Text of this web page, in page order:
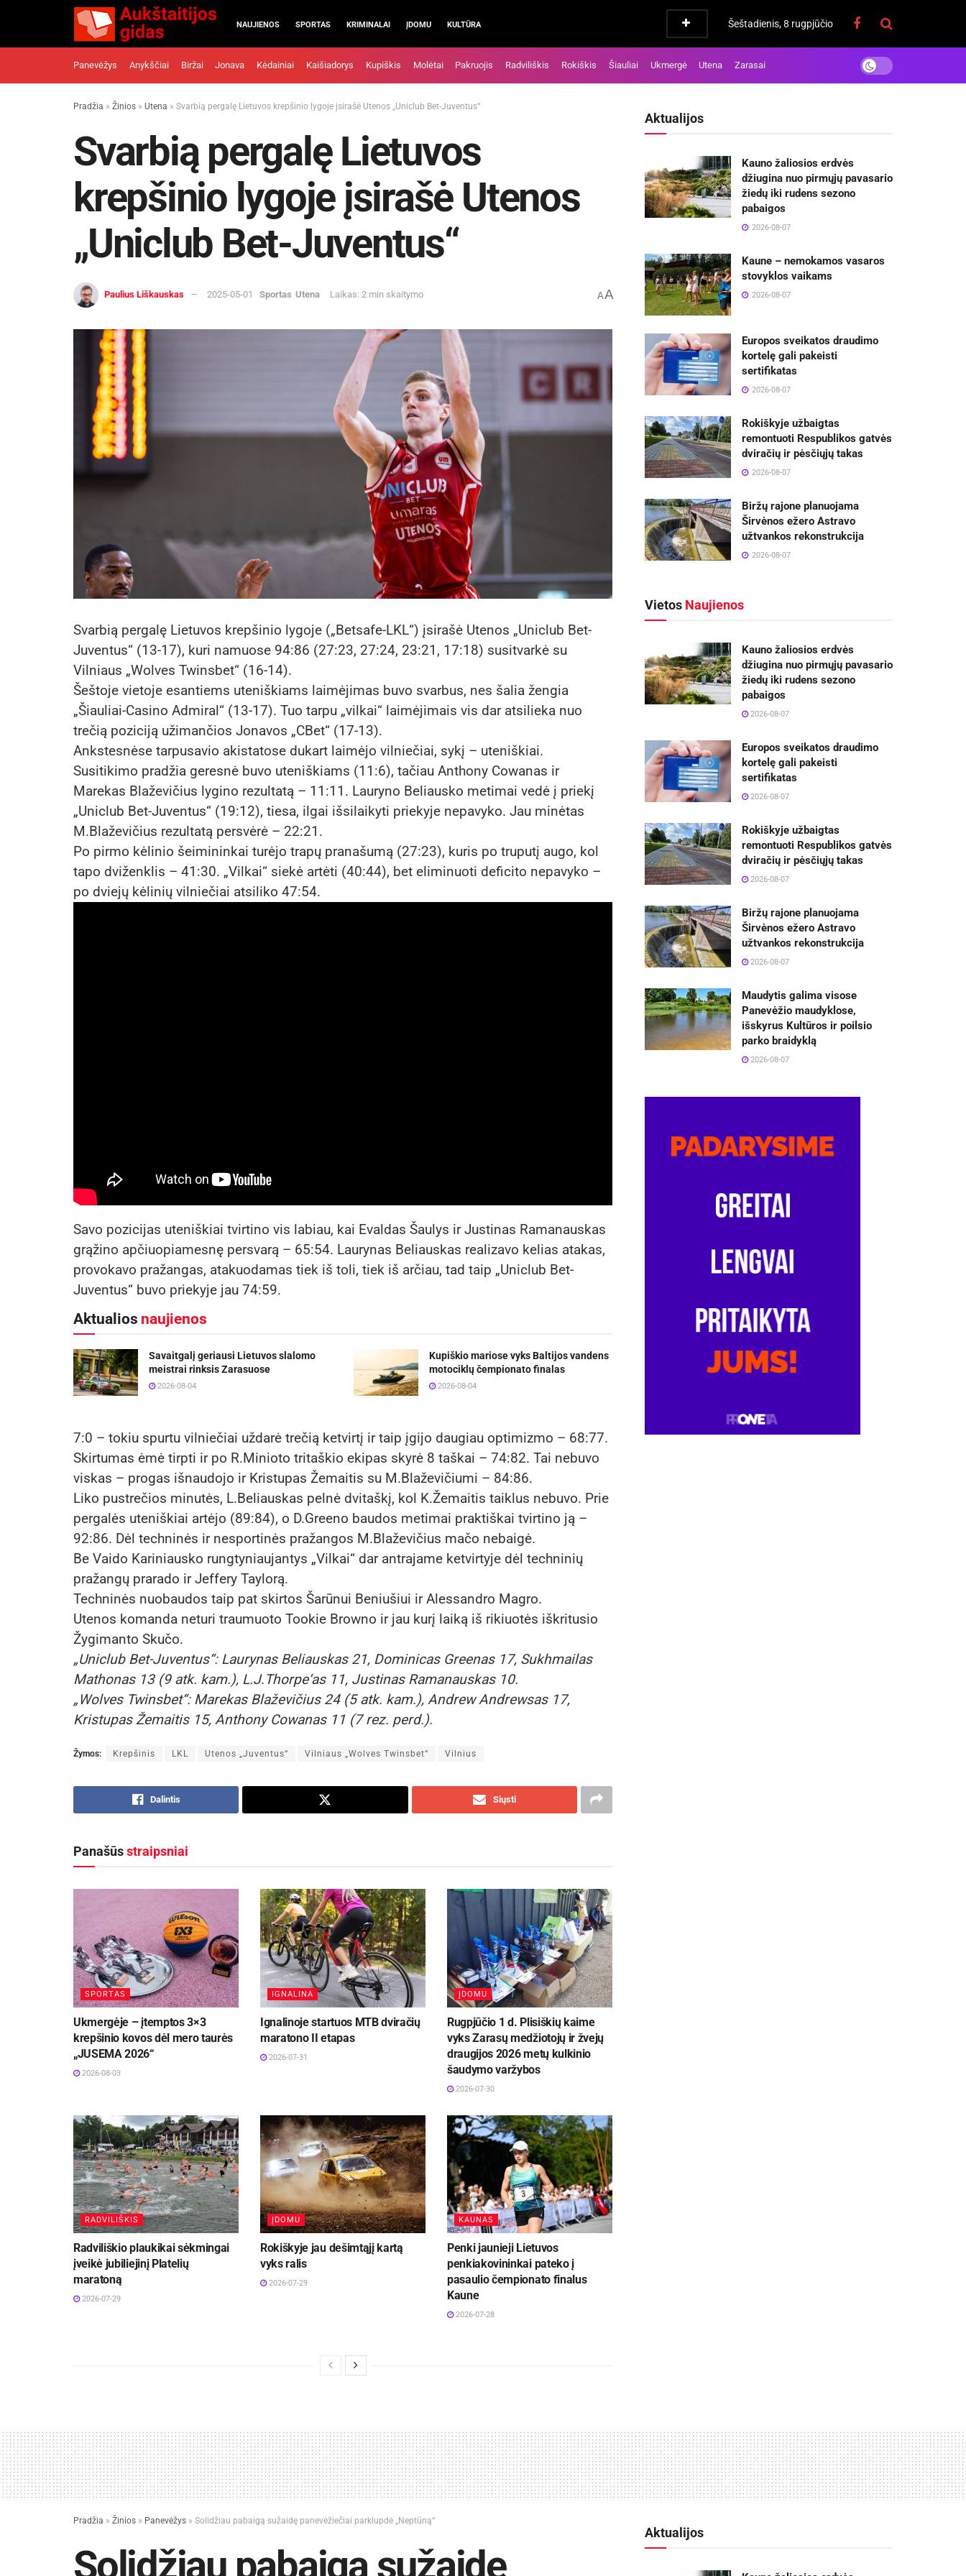
NAUJIENOS SPORTAS KRIMINALAI ĮDOMU KULTŪRA Šeštadienis, 8 rugpjūčio
Panevėžys Anykščiai Biržai Jonava Kėdainiai Kaišiadorys Kupiškis Molėtai Pakruojis Radviliškis Rokiškis Šiauliai Ukmergė Utena Zarasai
Pradžia » Žinios » Utena » Svarbią pergalę Lietuvos krepšinio lygoje įsirašė Utenos „Uniclub Bet-Juventus“
Svarbią pergalę Lietuvos
krepšinio lygoje įsirašė Utenos
„Uniclub Bet-Juventus“
Paulius Liškauskas 2025-05-01 Sportas Utena Laikas: 2 min skaitymo AA
Svarbią pergalę Lietuvos krepšinio lygoje („Betsafe-LKL“) įsirašė Utenos „Uniclub Bet-
Juventus“ (13-17), kuri namuose 94:86 (27:23, 27:24, 23:21, 17:18) susitvarkė su
Vilniaus „Wolves Twinsbet“ (16-14).
Šeštoje vietoje esantiems uteniškiams laimėjimas buvo svarbus, nes šalia žengia
„Šiauliai-Casino Admiral“ (13-17). Tuo tarpu „vilkai“ laimėjimais vis dar atsilieka nuo
trečią poziciją užimančios Jonavos „CBet“ (17-13).
Ankstesnėse tarpusavio akistatose dukart laimėjo vilniečiai, sykį – uteniškiai.
Susitikimo pradžia geresnė buvo uteniškiams (11:6), tačiau Anthony Cowanas ir
Marekas Blaževičius lygino rezultatą – 11:11. Lauryno Beliausko metimai vedė į priekį
„Uniclub Bet-Juventus“ (19:12), tiesa, ilgai išsilaikyti priekyje nepavyko. Jau minėtas
M.Blaževičius rezultatą persvėrė – 22:21.
Po pirmo kėlinio šeimininkai turėjo trapų pranašumą (27:23), kuris po truputį augo, kol
tapo dviženklis – 41:30. „Vilkai“ siekė artėti (40:44), bet eliminuoti deficito nepavyko –
po dviejų kėlinių vilniečiai atsiliko 47:54.
Savo pozicijas uteniškiai tvirtino vis labiau, kai Evaldas Šaulys ir Justinas Ramanauskas
grąžino apčiuopiamesnę persvarą – 65:54. Laurynas Beliauskas realizavo kelias atakas,
provokavo pražangas, atakuodamas tiek iš toli, tiek iš arčiau, tad taip „Uniclub Bet-
Juventus“ buvo priekyje jau 74:59.
Aktualios naujienos
Savaitgalį geriausi Lietuvos slalomo
meistrai rinksis Zarasuose
2026-08-04
Kupiškio mariose vyks Baltijos vandens
motociklų čempionato finalas
2026-08-04
7:0 – tokiu spurtu vilniečiai uždarė trečią ketvirtį ir taip įgijo daugiau optimizmo – 68:77.
Skirtumas ėmė tirpti ir po R.Minioto tritaškio ekipas skyrė 8 taškai – 74:82. Tai nebuvo
viskas – progas išnaudojo ir Kristupas Žemaitis su M.Blaževičiumi – 84:86.
Liko pustrečios minutės, L.Beliauskas pelnė dvitaškį, kol K.Žemaitis taiklus nebuvo. Prie
pergalės uteniškiai artėjo (89:84), o D.Greeno baudos metimai praktiškai tvirtino ją –
92:86. Dėl techninės ir nesportinės pražangos M.Blaževičius mačo nebaigė.
Be Vaido Kariniausko rungtyniaujantys „Vilkai“ dar antrajame ketvirtyje dėl techninių
pražangų prarado ir Jeffery Taylorą.
Techninės nuobaudos taip pat skirtos Šarūnui Beniušiui ir Alessandro Magro.
Utenos komanda neturi traumuoto Tookie Browno ir jau kurį laiką iš rikiuotės iškritusio
Žygimanto Skučo.
„Uniclub Bet-Juventus“: Laurynas Beliauskas 21, Dominicas Greenas 17, Sukhmailas
Mathonas 13 (9 atk. kam.), L.J.Thorpe‘as 11, Justinas Ramanauskas 10.
„Wolves Twinsbet“: Marekas Blaževičius 24 (5 atk. kam.), Andrew Andrewsas 17,
Kristupas Žemaitis 15, Anthony Cowanas 11 (7 rez. perd.).
Žymos: Krepšinis LKL Utenos „Juventus“ Vilniaus „Wolves Twinsbet“ Vilnius
Dalintis Siųsti
Panašūsstraipsniai
SPORTAS
Ukmergėje – įtemptos 3×3
krepšinio kovos dėl mero taurės
„JUSEMA 2026“
2026-08-03
IGNALINA
Ignalinoje startuos MTB dviračių
maratono II etapas
2026-07-31
ĮDOMU
Rugpjūčio 1 d. Plisiškių kaime
vyks Zarasų medžiotojų ir žvejų
draugijos 2026 metų kulkinio
šaudymo varžybos
2026-07-30
RADVILIŠKIS
Radviliškio plaukikai sėkmingai
įveikė jubiliejinį Platelių
maratoną
2026-07-29
ĮDOMU
Rokiškyje jau dešimtąjį kartą
vyks ralis
2026-07-29
KAUNAS
Penki jaunieji Lietuvos
penkiakovininkai pateko į
pasaulio čempionato finalus
Kaune
2026-07-28
Aktualijos
Kauno žaliosios erdvės
džiugina nuo pirmųjų pavasario
žiedų iki rudens sezono
pabaigos
2026-08-07
Kaune – nemokamos vasaros
stovyklos vaikams
2026-08-07
Europos sveikatos draudimo
kortelę gali pakeisti
sertifikatas
2026-08-07
Rokiškyje užbaigtas
remontuoti Respublikos gatvės
dviračių ir pėsčiųjų takas
2026-08-07
Biržų rajone planuojama
Širvėnos ežero Astravo
užtvankos rekonstrukcija
2026-08-07
Vietos Naujienos
Kauno žaliosios erdvės
džiugina nuo pirmųjų pavasario
žiedų iki rudens sezono
pabaigos
2026-08-07
Europos sveikatos draudimo
kortelę gali pakeisti
sertifikatas
2026-08-07
Rokiškyje užbaigtas
remontuoti Respublikos gatvės
dviračių ir pėsčiųjų takas
2026-08-07
Biržų rajone planuojama
Širvėnos ežero Astravo
užtvankos rekonstrukcija
2026-08-07
Maudytis galima visose
Panevėžio maudyklose,
išskyrus Kultūros ir poilsio
parko braidyklą
2026-08-07
Pradžia » Žinios » Panevėžys » Solidžiau pabaigą sužaidę panevėžiečiai parklupdė „Neptūną“
Solidžiau pabaigą sužaidę
Aktualijos